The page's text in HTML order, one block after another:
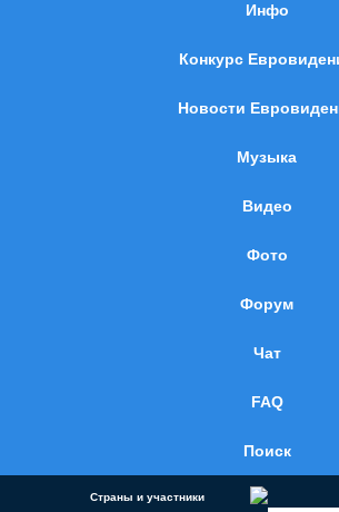
Инфо
Конкурс
Новости
Музыка
Видео
Фото
Форум
Чат
FAQ
Поиск
Страны и участники